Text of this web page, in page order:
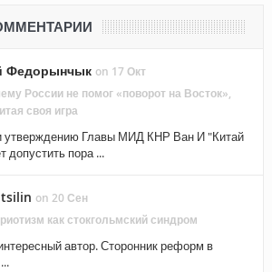
Федорынчык on 17 Окт
России не помог «поворот на Восток»,
своя игра
утверждению Главы МИД КНР Ван И "Китай
допустить пора ...
on 20 Сен
как стокгольмский синдром
автор. Сторонник реформ в